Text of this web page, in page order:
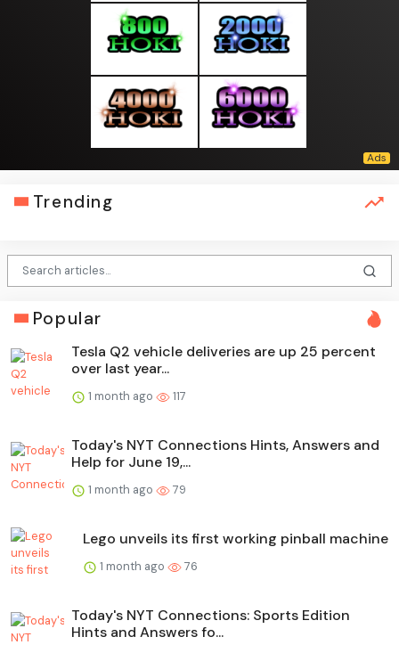
Trending
Popular
Tesla Q2 vehicle deliveries are up 25 percent
over last year...
1 month ago 117
Today's NYT Connections Hints, Answers and
Help for June 19,...
1 month ago 79
Lego unveils its first working pinball machine
1 month ago 76
Today's NYT Connections: Sports Edition
Hints and Answers fo...